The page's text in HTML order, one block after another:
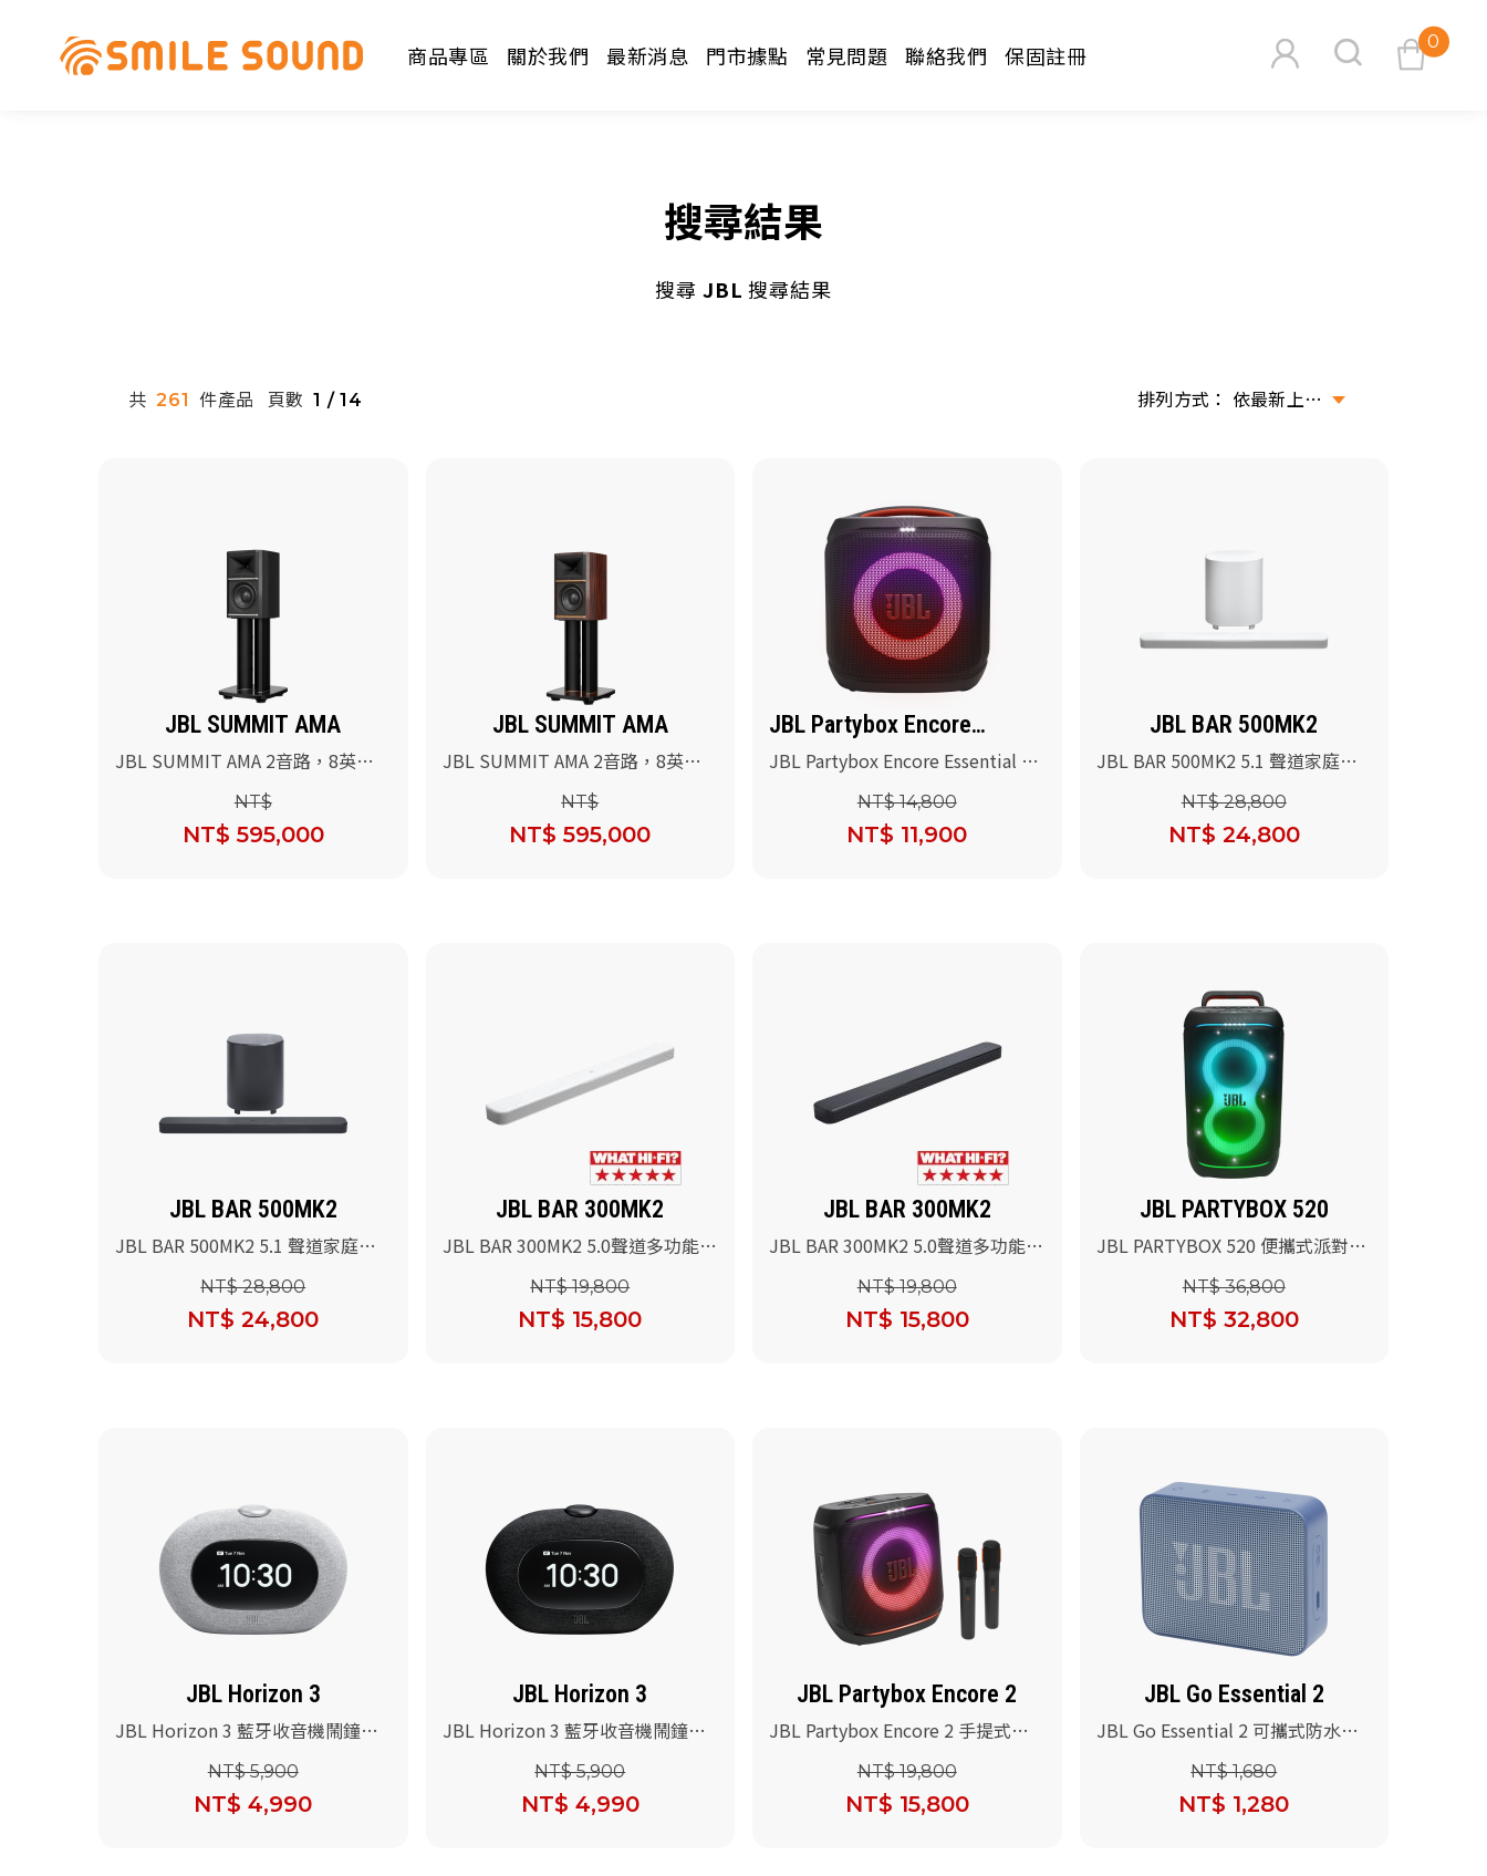
0
商品專區 關於我們 最新消息 門市據點 常見問題 聯絡我們 保固註冊
搜尋結果
搜尋 JBL 搜尋結果
共 261 件產品 頁數 1 / 14 依最新上架排序
JBL SUMMIT AMA
JBL SUMMIT AMA 2音路，8英吋
低音書桌型參考級喇叭(黑色高亮烤
漆)+專用落地腳架
NT$
NT$ 595,000
JBL SUMMIT AMA
JBL SUMMIT AMA 2音路，8英吋
低音書桌型參考級喇叭(烏木高光木
皮)+專用落地腳架NT$
NT$ 595,000
JBL Partybox Encore
Essential 2
JBL Partybox Encore Essential 2
可攜式派對藍牙喇叭(黑色)
NT$ 14,800
NT$ 11,900
JBL BAR 500MK2
JBL BAR 500MK2 5.1 聲道家庭劇
NT$ 28,800
NT$ 24,800
JBL BAR 500MK2
JBL BAR 500MK2 5.1 聲道家庭劇
NT$ 28,800
NT$ 24,800
JBL BAR 300MK2
JBL BAR 300MK2 5.0聲道多功能條
NT$ 19,800
NT$ 15,800
JBL BAR 300MK2
JBL BAR 300MK2 5.0聲道多功能條
NT$ 19,800
NT$ 15,800
JBL PARTYBOX 520
JBL PARTYBOX 520 便攜式派對燈
NT$ 36,800
NT$ 32,800
JBL Horizon 3
JBL Horizon 3 藍牙收音機鬧鐘喇
NT$ 5,900
NT$ 4,990
JBL Horizon 3
JBL Horizon 3 藍牙收音機鬧鐘喇
NT$ 5,900
NT$ 4,990
JBL Partybox Encore 2
JBL Partybox Encore 2 手提式派
NT$ 19,800
NT$ 15,800
JBL Go Essential 2
JBL Go Essential 2 可攜式防水喇
NT$ 1,680
NT$ 1,280